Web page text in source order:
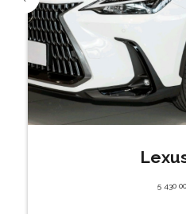
5 430